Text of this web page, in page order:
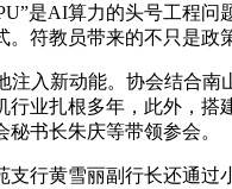
是AI算力的头号工程
符教员带来的不只是政
新动能。协会结合南
业扎根多年，此外，
书长朱庆等带领参会。
黄雪丽副行长还通过